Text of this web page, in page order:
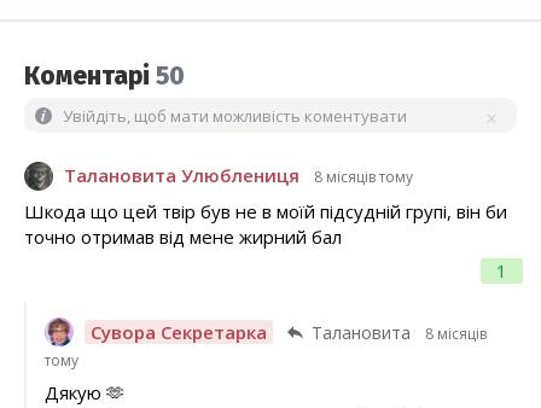
Коментарі 50
Увійдіть, щоб мати можливість коментувати
Талановита Улюблениця 8 місяців тому
1
Шкода що цей твір був не в моїй підсудній групі, він би
точно отримав від мене жирний бал
Сувора Секретарка Талановита
8 місяців
тому
Дякую 🫶